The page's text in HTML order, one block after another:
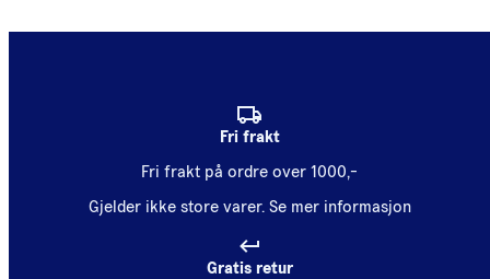
Fri frakt
Fri frakt på ordre over 1000,-
Gjelder ikke store varer. Se mer informasjon
Gratis retur